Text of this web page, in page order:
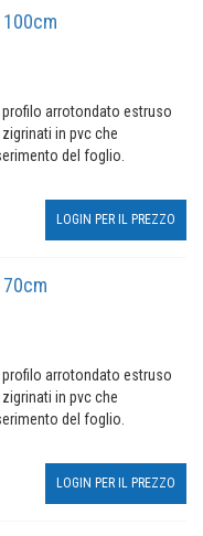
arrotondato estruso
in pvc che
del foglio.
LOGIN PER IL PREZZO
arrotondato estruso
in pvc che
del foglio.
LOGIN PER IL PREZZO